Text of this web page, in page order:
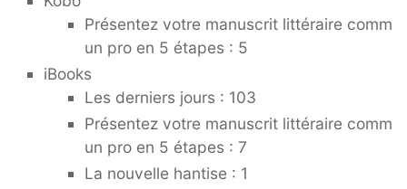
Présentez votre manuscrit littéraire comm
un pro en 5 étapes : 5
iBooks
Les derniers jours : 103
Présentez votre manuscrit littéraire comm
un pro en 5 étapes : 7
La nouvelle hantise : 1